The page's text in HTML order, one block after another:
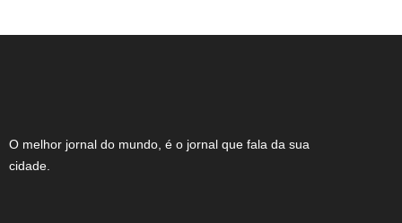
O melhor jornal do mundo, é o jornal que fala da sua
cidade.